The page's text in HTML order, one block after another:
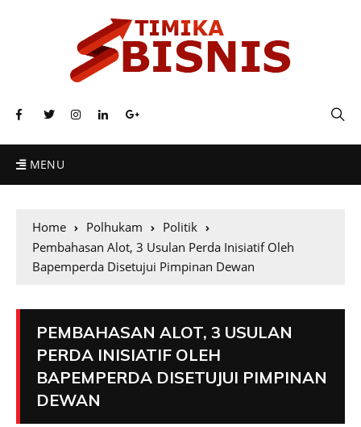
MENU
Home Polhukam
Politik
Pembahasan Alot, 3 Usulan Perda Inisiatif Oleh
Bapemperda Disetujui Pimpinan Dewan
PEMBAHASAN ALOT, 3 USULAN
PERDA INISIATIF OLEH
BAPEMPERDA DISETUJUI PIMPINAN
DEWAN